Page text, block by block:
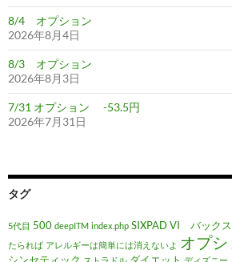
8/4 オプション
2026年8月4日
8/3 オプション
2026年8月3日
7/31 オプション -53.5円
2026年7月31日
タグ
5代目 500 deepITM index.php SIXPADVI バックス
たられば アレルギーは簡単には消えないよ オプシ